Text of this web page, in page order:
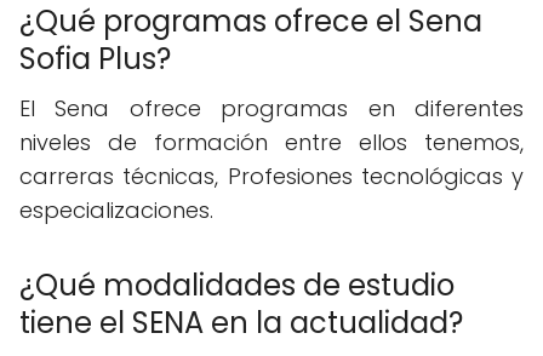
¿Qué programas ofrece el Sena
Sofia Plus?
El Sena ofrece programas en diferentes
niveles de formación entre ellos tenemos,
carreras técnicas, Profesiones tecnológicas y
especializaciones.
¿Qué modalidades de estudio
tiene el SENA en la actualidad?